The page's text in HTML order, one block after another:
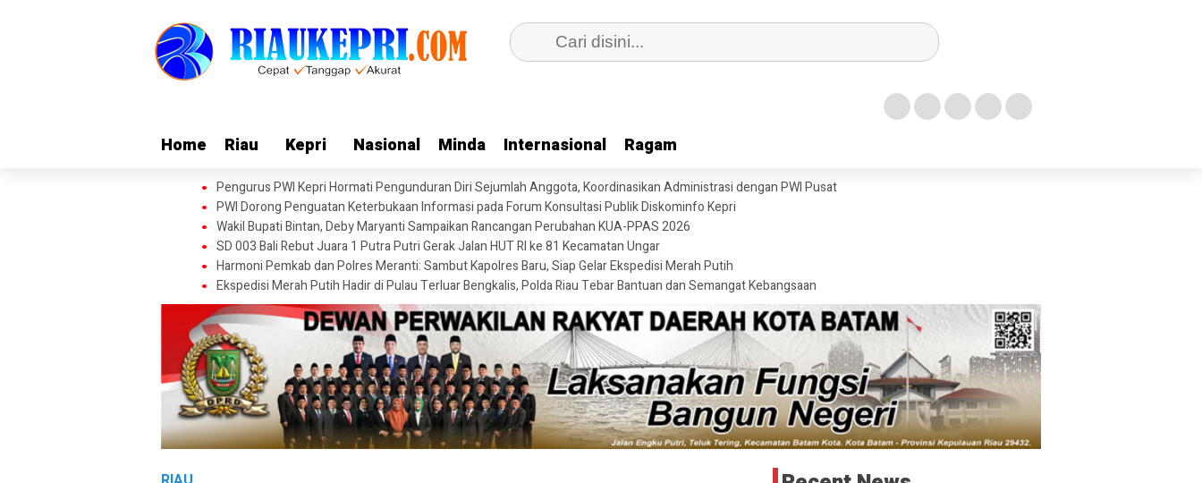
Home Riau Kepri Nasional Minda Internasional Ragam
Home Riau Kepri Nasional Minda Internasional Ragam
Pengurus PWI Kepri Hormati Pengunduran Diri Sejumlah Anggota, Koordinasikan Administrasi dengan PWI Pusat
PWI Dorong Penguatan Keterbukaan Informasi pada Forum Konsultasi Publik Diskominfo Kepri
Wakil Bupati Bintan, Deby Maryanti Sampaikan Rancangan Perubahan KUA-PPAS 2026
SD 003 Bali Rebut Juara 1 Putra Putri Gerak Jalan HUT RI ke 81 Kecamatan Ungar
Harmoni Pemkab dan Polres Meranti: Sambut Kapolres Baru, Siap Gelar Ekspedisi Merah Putih
Ekspedisi Merah Putih Hadir di Pulau Terluar Bengkalis, Polda Riau Tebar Bantuan dan Semangat Kebangsaan